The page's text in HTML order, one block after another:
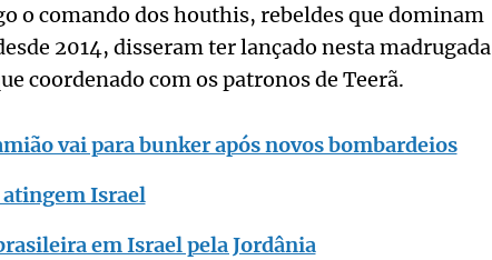
o comando dos houthis, rebeldes que dominam
2014, disseram ter lançado nesta madrugada
coordenado com os patronos de Teerã.
vai para bunker após novos bombardeios
Israel
em Israel pela Jordânia